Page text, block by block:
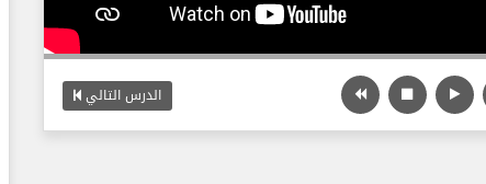
الدرس التالي